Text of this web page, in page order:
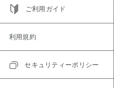
ご利用ガイド
利用規約
セキュリティーポリシー